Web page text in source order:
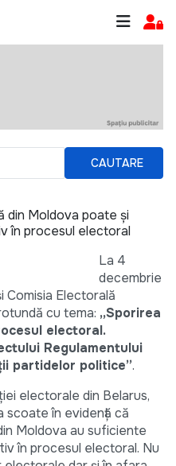
CAUTARE
din Moldova poate și
în procesul electoral
La 4
decembrie
Comisia Electorală
cu tema: „Sporirea
electoral.
Regulamentului
partidelor politice”.
electorale din Belarus,
scoate în evidență că
Moldova au suficiente
în procesul electoral. Nu